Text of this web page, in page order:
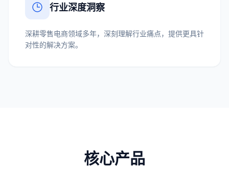
行业深度洞察
深耕零售电商领域多年，深刻理解行业痛点，提供更具针
对性的解决方案。
核心产品